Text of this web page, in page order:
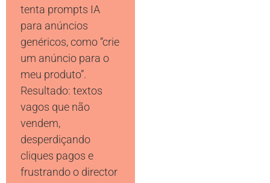
tenta prompts IA
para anúncios
genéricos, como “crie
um anúncio para o
meu produto”.
Resultado: textos
vagos que não
vendem,
desperdiçando
cliques pagos e
frustrando o director